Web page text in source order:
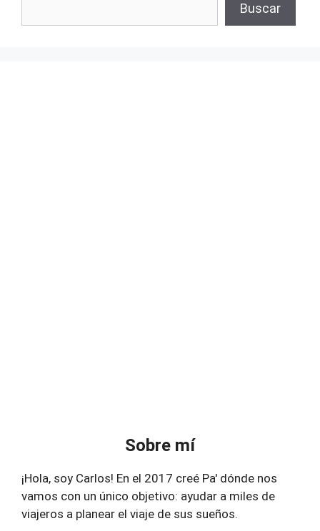
Buscar
Sobre mí
¡Hola, soy Carlos! En el 2017 creé Pa' dónde nos
vamos con un único objetivo: ayudar a miles de
viajeros a planear el viaje de sus sueños.